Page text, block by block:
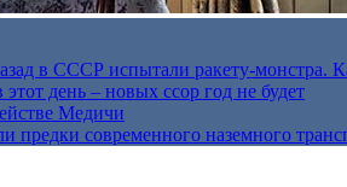
в СССР испытали ракету-монстра.
день – новых ссор год не будет
Медичи
предки современного наземного